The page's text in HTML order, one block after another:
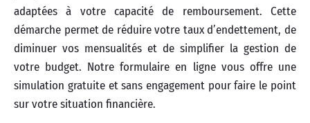
adaptées à votre capacité de remboursement. Cette
démarche permet de réduire votre taux d’endettement, de
diminuer vos mensualités et de simplifier la gestion de
votre budget. Notre formulaire en ligne vous offre une
simulation gratuite et sans engagement pour faire le point
sur votre situation financière.